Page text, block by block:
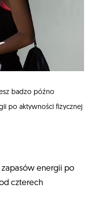
badzo późno
po aktywności fizycznej
energii po
czterech